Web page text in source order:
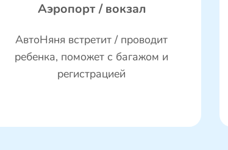
Аэропорт / вокзал
АвтоНяня встретит / проводит
ребенка, поможет с багажом и
регистрацией